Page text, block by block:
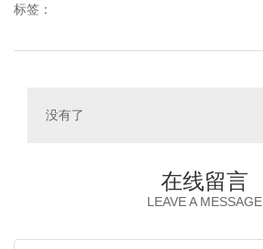
标签：
没有了
在线留言
LEAVE A MESSAGE